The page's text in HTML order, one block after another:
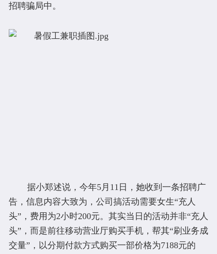
招聘骗局中。
据小郑述说，今年5月11日，她收到一条招聘广
告，信息内容大致为，公司搞活动需要女生“充人
头”，费用为2小时200元。其实当日的活动并非“充人
头”，而是前往移动营业厅购买手机，帮其“刷业务成
交量”，以分期付款方式购买一部价格为7188元的